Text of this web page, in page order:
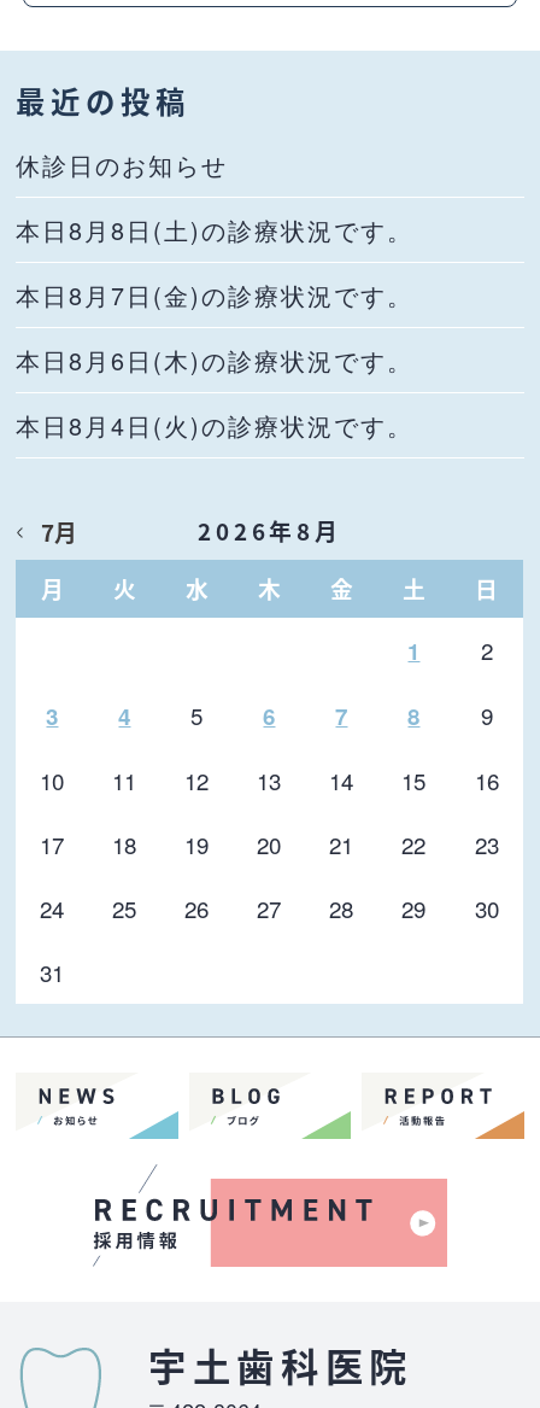
最近の投稿
休診日のお知らせ
本日8月8日(土)の診療状況です。
本日8月7日(金)の診療状況です。
本日8月6日(木)の診療状況です。
本日8月4日(火)の診療状況です。
2026年8月
月
火 水 木 金 土 日
7月
1 2
3 4 5 6 7 8
9
10
11 12 13 14 15
16
17
18 19 20 21 22
23
24
25 26 27 28 29
30
31
宇土歯科医院